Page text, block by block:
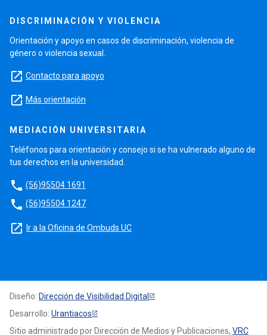
DISCRIMINACIÓN Y VIOLENCIA
Orientación y apoyo en casos de discriminación, violencia de
género o violencia sexual.
launch Contacto para apoyo
launch Más orientación
MEDIACIÓN UNIVERSITARIA
Teléfonos para orientación y consejo si se ha vulnerado alguno de
tus derechos en la universidad.
phone (56)95504 1691
phone (56)95504 1247
launch Ir a la Oficina de Ombuds UC
Diseño: Dirección de Visibilidad Digital
Desarrollo: Urantiacos
Sitio administrado por Dirección de Medios y Publicaciones, VRC